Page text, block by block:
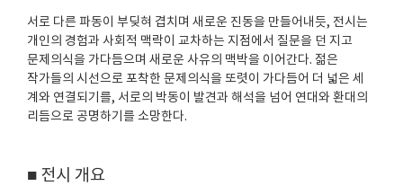
서로 다른 파동이 부딪혀 겹치며 새로운 진동을 만들어내듯, 전시는
개인의 경험과 사회적 맥락이 교차하는 지점에서 질문을 던 지고
문제의식을 가다듬으며 새로운 사유의 맥박을 이어간다. 젊은
작가들의 시선으로 포착한 문제의식을 또렷이 가다듬어 더 넓은 세
계와 연결되기를, 서로의 박동이 발견과 해석을 넘어 연대와 환대의
리듬으로 공명하기를 소망한다.
■ 전시 개요